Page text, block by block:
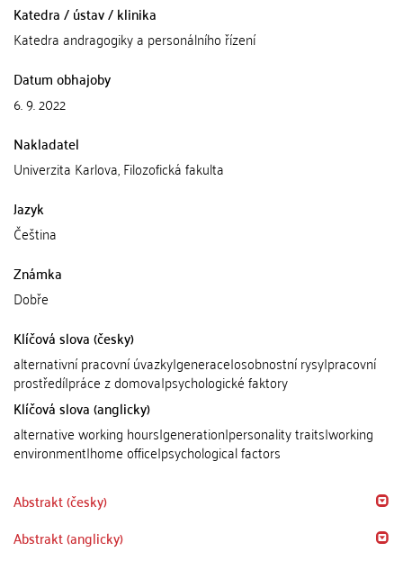
Katedra / ústav / klinika
Katedra andragogiky a personálního řízení
Datum obhajoby
6. 9. 2022
Nakladatel
Univerzita Karlova, Filozofická fakulta
Jazyk
Čeština
Známka
Dobře
Klíčová slova (česky)
alternativní pracovní úvazky|generace|osobnostní rysy|pracovní
prostředí|práce z domova|psychologické faktory
Klíčová slova (anglicky)
alternative working hours|generation|personality traits|working
environment|home office|psychological factors
Abstrakt (česky)
Abstrakt (anglicky)